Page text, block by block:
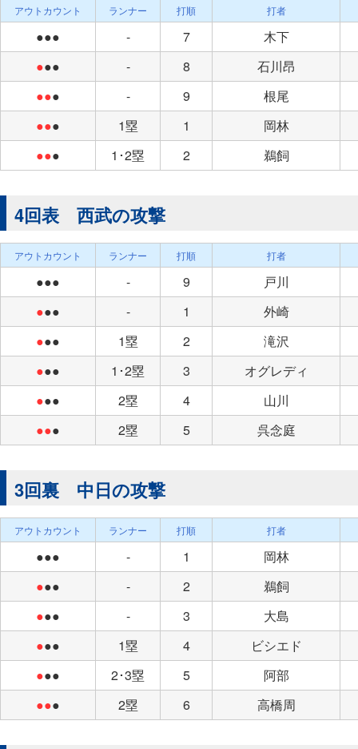
アウトカウント ランナー 打順 打者
●●● - 7
木下
●●● - 8
石川昂
●●● - 9
根尾
●●● 1塁 1
岡林
●●● 1･2塁 2 鵜飼
4回表 西武の攻撃
アウトカウント ランナー 打順 打者
●●● - 9
戸川
●●● - 1
外崎
●●● 1塁 2
滝沢
●●● 1･2塁 3
オグレディ
●●● 2塁 4
山川
●●● 2塁 5 呉念庭
3回裏 中日の攻撃
アウトカウント ランナー 打順 打者
●●● - 1
岡林
●●● - 2
鵜飼
●●● - 3
大島
●●● 1塁 4
ビシエド
●●● 2･3塁 5
阿部
●●● 2塁 6 高橋周